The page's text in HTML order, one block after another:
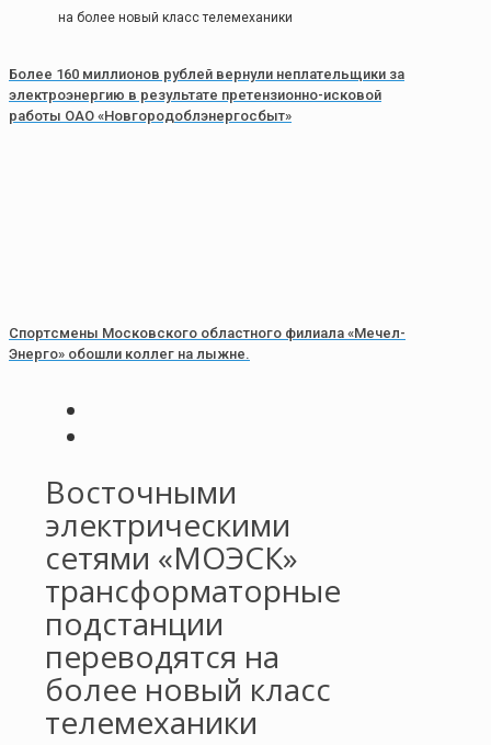
на более новый класс телемеханики
Более 160 миллионов рублей вернули неплательщики за
электроэнергию в результате претензионно-исковой
работы ОАО «Новгородоблэнергосбыт»
Спортсмены Московского областного филиала «Мечел-
Энерго» обошли коллег на лыжне.
Восточными
электрическими
сетями «МОЭСК»
трансформаторные
подстанции
переводятся на
более новый класс
телемеханики